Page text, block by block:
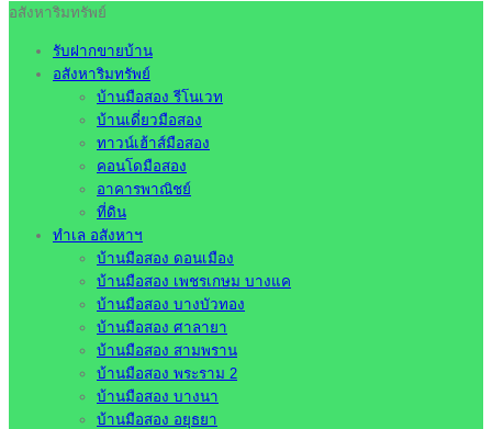
อสังหาริมทรัพย์
รับฝากขายบ้าน
อสังหาริมทรัพย์
บ้านมือสอง รีโนเวท
บ้านเดี่ยวมือสอง
ทาวน์เฮ้าส์มือสอง
คอนโดมือสอง
อาคารพาณิชย์
ที่ดิน
ทำเล อสังหาฯ
บ้านมือสอง ดอนเมือง
บ้านมือสอง เพชรเกษม บางแค
บ้านมือสอง บางบัวทอง
บ้านมือสอง ศาลายา
บ้านมือสอง สามพราน
บ้านมือสอง พระราม 2
บ้านมือสอง บางนา
บ้านมือสอง อยุธยา